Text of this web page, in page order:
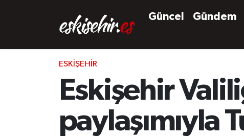
Güncel Gündem
ESKIŞEHIR
Eskişehir
paylaşımıyla